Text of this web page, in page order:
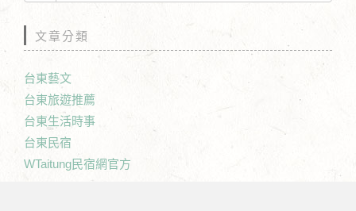
文章分類
台東藝文
台東旅遊推薦
台東生活時事
台東民宿
WTaitung民宿網官方